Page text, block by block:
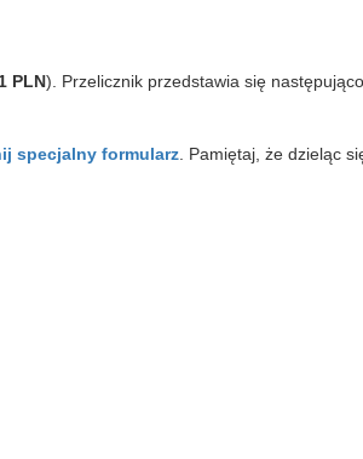
PLN). Przelicznik przedstawia się
specjalny formularz . Pamiętaj, że dzieląc